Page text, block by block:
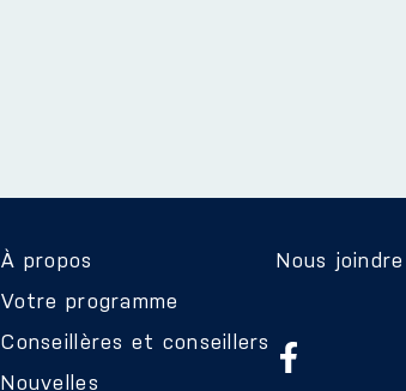
À propos
Votre programme
Conseillères et conseillers
Nouvelles
Nous joindre